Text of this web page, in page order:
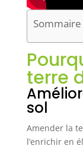
Sommaire
terre
sol
Amender la
l’enrichir en